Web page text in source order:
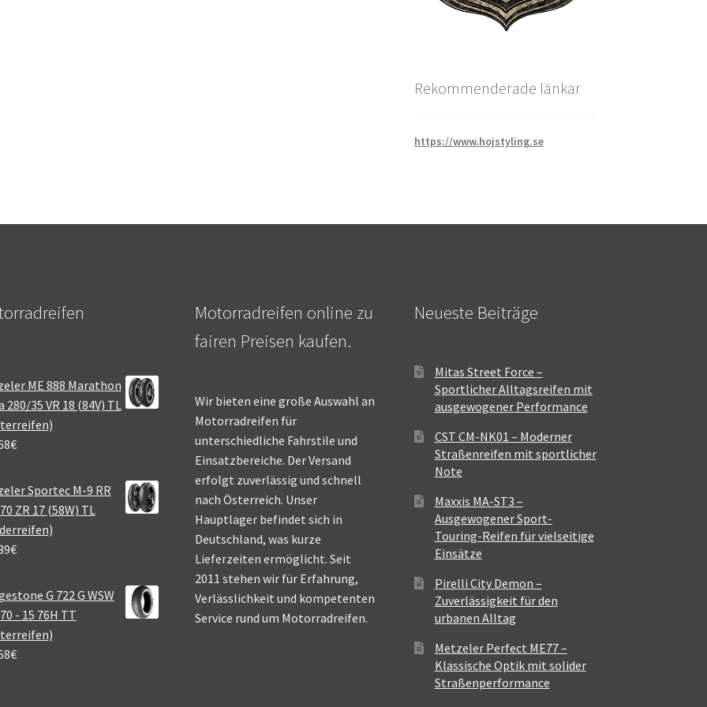
Rekommenderade länkar
https://www.hojstyling.se
ME 888 Marathon
280/35 VR 18 (84V) TL
€
Sportec M-9 RR
ZR 17 (58W) TL
€
G 722 G WSW
- 15 76H TT
€
Motorradreifen online zu
fairen Preisen kaufen.
Wir bieten eine große Auswahl an
Motorradreifen für
unterschiedliche Fahrstile und
Einsatzbereiche. Der Versand
erfolgt zuverlässig und schnell
nach Österreich. Unser
Hauptlager befindet sich in
Deutschland, was kurze
Lieferzeiten ermöglicht. Seit
2011 stehen wir für Erfahrung,
Verlässlichkeit und kompetenten
Service rund um Motorradreifen.
Neueste Beiträge
Mitas Street Force –
Sportlicher Alltagsreifen mit
ausgewogener Performance
CST CM-NK01 – Moderner
Straßenreifen mit sportlicher
Note
Maxxis MA-ST3 –
Ausgewogener Sport-
Touring-Reifen für vielseitige
Einsätze
Pirelli City Demon –
Zuverlässigkeit für den
urbanen Alltag
Metzeler Perfect ME77 –
Klassische Optik mit solider
Straßenperformance